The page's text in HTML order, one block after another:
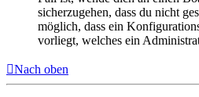
sicherzugehen, dass du nicht
möglich, dass ein
vorliegt, welches ein
Nach oben